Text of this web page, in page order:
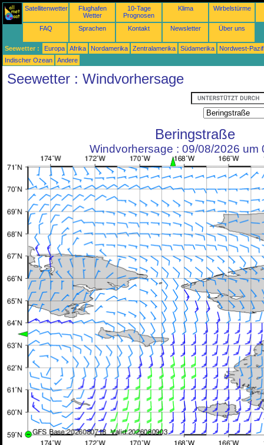
Satellitenwetter
Flughafen
Wetter
10-Tage
Prognosen
Klima Wirbelstürme
FAQ Sprachen Kontakt Newsletter Über uns
Seewetter : Europa Afrika Nordamerika Zentralamerika Südamerika
Nordwest-
Indischer Ozean
Andere
Seewetter : Windvorhersage
Beringstraße
Windvorhersage : 09/08/2026 um